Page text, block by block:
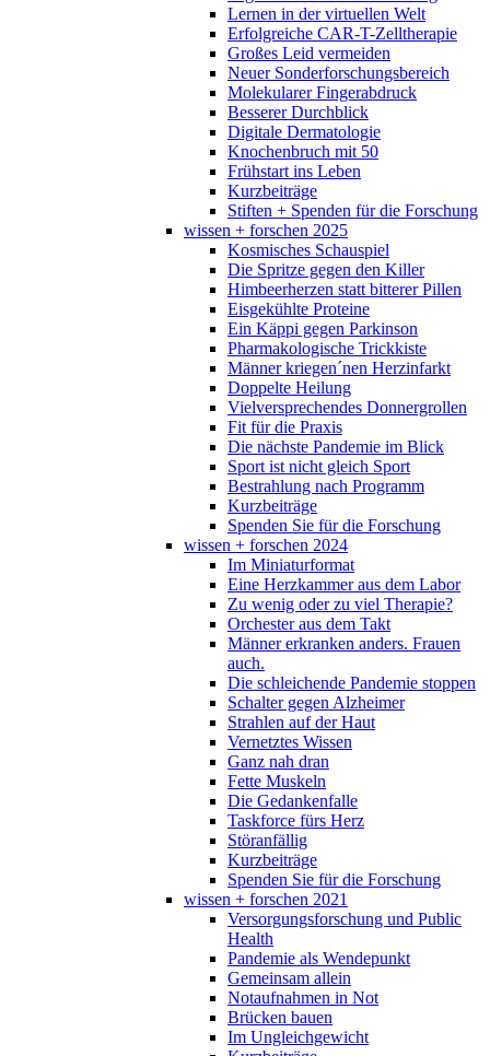
Lernen in der virtuellen Welt
Erfolgreiche CAR-T-Zelltherapie
Großes Leid vermeiden
Neuer Sonderforschungsbereich
Molekularer Fingerabdruck
Besserer Durchblick
Digitale Dermatologie
Knochenbruch mit 50
Frühstart ins Leben
Kurzbeiträge
Stiften + Spenden für die Forschung
wissen + forschen 2025
Kosmisches Schauspiel
Die Spritze gegen den Killer
Himbeerherzen statt bitterer Pillen
Eisgekühlte Proteine
Ein Käppi gegen Parkinson
Pharmakologische Trickkiste
Männer kriegen´nen Herzinfarkt
Doppelte Heilung
Vielversprechendes Donnergrollen
Fit für die Praxis
Die nächste Pandemie im Blick
Sport ist nicht gleich Sport
Bestrahlung nach Programm
Kurzbeiträge
Spenden Sie für die Forschung
wissen + forschen 2024
Im Miniaturformat
Eine Herzkammer aus dem Labor
Zu wenig oder zu viel Therapie?
Orchester aus dem Takt
Männer erkranken anders. Frauen
auch.
Die schleichende Pandemie stoppen
Schalter gegen Alzheimer
Strahlen auf der Haut
Vernetztes Wissen
Ganz nah dran
Fette Muskeln
Die Gedankenfalle
Taskforce fürs Herz
Störanfällig
Kurzbeiträge
Spenden Sie für die Forschung
wissen + forschen 2021
Versorgungsforschung und Public
Health
Pandemie als Wendepunkt
Gemeinsam allein
Notaufnahmen in Not
Brücken bauen
Im Ungleichgewicht